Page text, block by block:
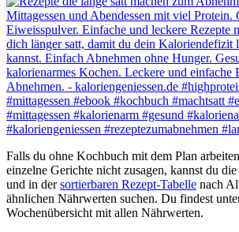
Falls du ohne Kochbuch mit dem Plan
einzelne Gerichte nicht zusagen, kannst du die
und in dersortierbaren Rezept-Tabelle nach
ähnlichen Nährwerten suchen. Du findest
Wochenübersicht mit allen Nährwerten.